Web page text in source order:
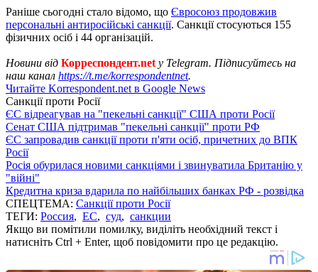
Раніше сьогодні стало відомо, що Євросоюз продовжив
персональні антиросійські санкції. Санкції стосуються 155
фізичних осіб і 44 організацій.
Новини від Корреспондент.net у Telegram. Підписуйтесь на
наш канал https://t.me/korrespondentnet.
Читайте Korrespondent.net в Google News
Санкції проти Росії
ЄС відреагував на "пекельні санкції" США проти Росії
Сенат США підтримав "пекельні санкції" проти РФ
ЄС запровадив санкції проти п'яти осіб, причетних до ВПК
Росії
Росія обурилася новими санкціями і звинуватила Британію у
"війні"
Кредитна криза вдарила по найбільших банках РФ - розвідка
СПЕЦТЕМА: Санкції проти Росії
ТЕГИ: Россия, ЕС, суд, санкции
Якщо ви помітили помилку, виділіть необхідний текст і
натисніть Ctrl + Enter, щоб повідомити про це редакцію.